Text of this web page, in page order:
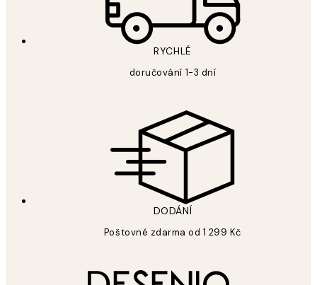
RYCHLÉ
doručování 1-3 dní
DODÁNÍ
Poštovné zdarma od 1 299 Kč